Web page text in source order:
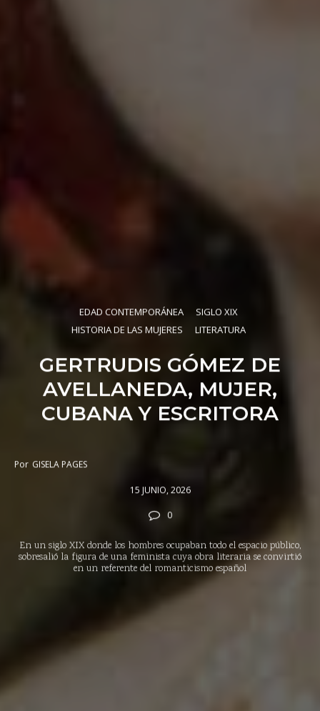
EDAD CONTEMPORÁNEA
SIGLO XIX
HISTORIA DE LAS MUJERES
LITERATURA
GERTRUDIS GÓMEZ DE
AVELLANEDA, MUJER,
CUBANA Y ESCRITORA
Por GISELA PAGES
15 JUNIO, 2026
0
En un siglo XIX donde los hombres ocupaban todo el espacio público,
sobresalió la figura de una feminista cuya obra literaria se convirtió
en un referente del romanticismo español